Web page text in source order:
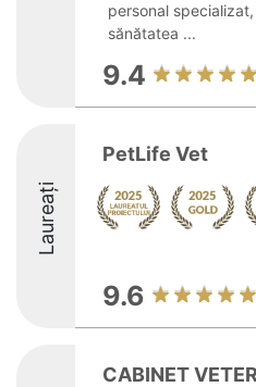
personal
sănătatea ...
9.4
Laureați
PetLife Vet
9.6
CABINET